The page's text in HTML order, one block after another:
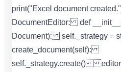
print("Excel document
DocumentEditor: def
Document): self._strategy =
create_document(self):
self._strategy.create()